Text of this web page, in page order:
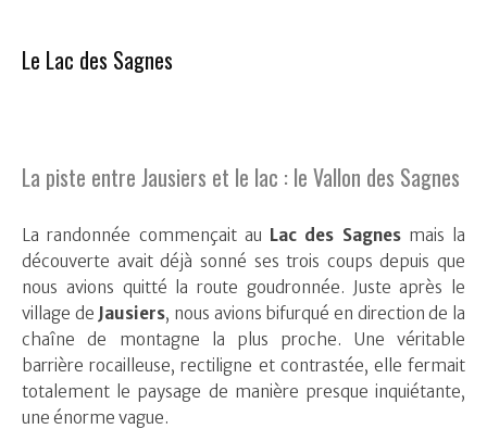
Le Lac des Sagnes
La piste entre Jausiers et le lac : le Vallon des Sagnes
La randonnée commençait au Lac des Sagnesmais la
découverte avait déjà sonné ses trois coups depuis que
nous avions quitté la route goudronnée. Juste après le
village de Jausiers, nous avions bifurqué en direction de la
chaîne de montagne la plus proche. Une véritable
barrière rocailleuse, rectiligne et contrastée, elle fermait
totalement le paysage de manière presque inquiétante,
une énorme vague.